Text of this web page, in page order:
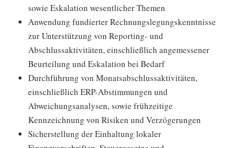
sowie Eskalation wesentlicher Themen
Anwendung fundierter Rechnungslegungskenntnisse
zur Unterstützung von Reporting- und
Abschlussaktivitäten, einschließlich angemessener
Beurteilung und Eskalation bei Bedarf
Durchführung von Monatsabschlussaktivitäten,
einschließlich ERP-Abstimmungen und
Abweichungsanalysen, sowie frühzeitige
Kennzeichnung von Risiken und Verzögerungen
Sicherstellung der Einhaltung lokaler